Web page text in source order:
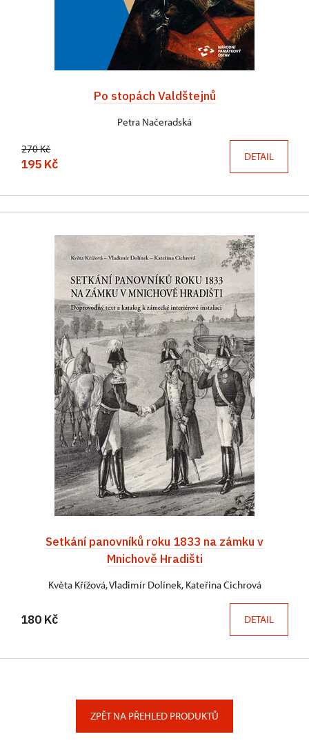
Po stopách Valdštejnů
Petra Načeradská
270 Kč
195 Kč DETAIL
Setkání panovníků roku 1833 na zámku v
Mnichově Hradišti
Květa Křížová, Vladimír Dolínek, Kateřina Cichrová
180 Kč DETAIL
ZPĚT NA PŘEHLED PRODUKTŮ